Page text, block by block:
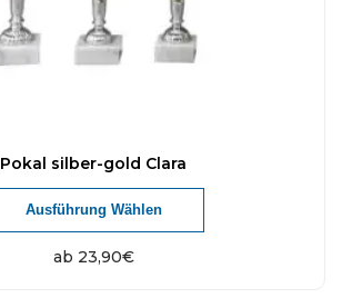
Pokal silber-gold Clara
ab 23,90€
Ausführung Wählen